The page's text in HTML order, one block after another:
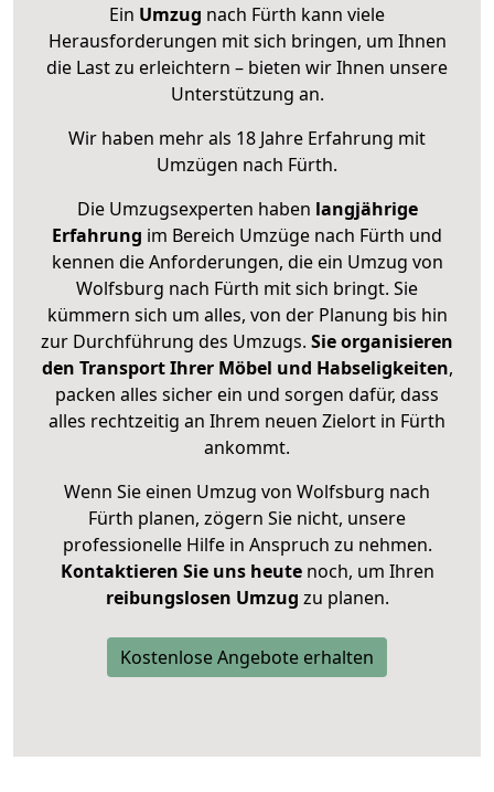
Ein Umzug nach Fürth kann viele
Herausforderungen mit sich bringen, um Ihnen
die Last zu erleichtern – bieten wir Ihnen unsere
Unterstützung an.
Wir haben mehr als 18 Jahre Erfahrung mit
Umzügen nach Fürth.
Die Umzugsexperten haben langjährige
Erfahrung im Bereich Umzüge nach Fürth und
kennen die Anforderungen, die ein Umzug von
Wolfsburg nach Fürth mit sich bringt. Sie
kümmern sich um alles, von der Planung bis hin
zur Durchführung des Umzugs. Sie organisieren
den Transport Ihrer Möbel und Habseligkeiten,
packen alles sicher ein und sorgen dafür, dass
alles rechtzeitig an Ihrem neuen Zielort in Fürth
ankommt.
Wenn Sie einen Umzug von Wolfsburg nach
Fürth planen, zögern Sie nicht, unsere
professionelle Hilfe in Anspruch zu nehmen.
Kontaktieren Sie uns heutenoch, um Ihren
reibungslosen Umzug zu planen.
Kostenlose Angebote erhalten